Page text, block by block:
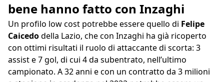
bene hanno fatto con Inzaghi
Un profilo low cost potrebbe essere quello di Felipe
Caicedodella Lazio, che con Inzaghi ha già ricoperto
con ottimi risultati il ruolo di attaccante di scorta: 3
assist e 7 gol, di cui 4 da subentrato, nell’ultimo
campionato. A 32 anni e con un contratto da 3 milioni